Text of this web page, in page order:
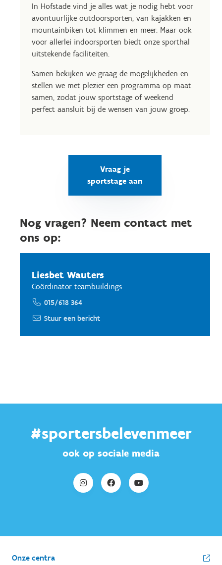
In Hofstade vind je alles wat je nodig hebt voor
avontuurlijke outdoorsporten, van kajakken en
mountainbiken tot klimmen en meer. Maar ook
voor allerlei indoorsporten biedt onze sporthal
uitstekende faciliteiten.
Samen bekijken we graag de mogelijkheden en
stellen we met plezier een programma op maat
samen, zodat jouw sportstage of weekend
perfect aansluit bij de wensen van jouw groep.
Vraag je
sportstage aan
Nog vragen? Neem contact met
ons op:
Liesbet Wauters
Coördinator teambuildings
015/618 364
Stuur een bericht
#sportersbelevenmeer
ook op sociale media
Onze centra